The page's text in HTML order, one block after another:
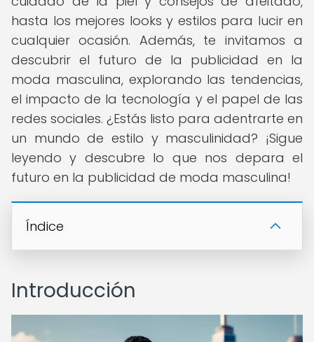
hasta los mejores looks y estilos para lucir en
cualquier ocasión. Además, te invitamos a
descubrir el futuro de la publicidad en la
moda masculina, explorando las tendencias,
el impacto de la tecnología y el papel de las
redes sociales. ¿Estás listo para adentrarte en
un mundo de estilo y masculinidad? ¡Sigue
leyendo y descubre lo que nos depara el
futuro en la publicidad de moda masculina!
Índice
Introducción